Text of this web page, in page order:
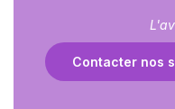
Contacter nos